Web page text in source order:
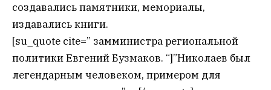
создавались памятники, мемориалы,
издавались книги.
[su_quote cite=” замминистра региональной
политики Евгений Бузмаков. “]”Николаев был
легендарным человеком, примером для